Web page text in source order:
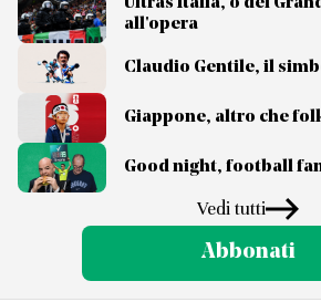
Ultras Italia, o del
all'opera
Claudio Gentile, il
Giappone, altro che
Good night, football
Vedi tutti
Abbonati